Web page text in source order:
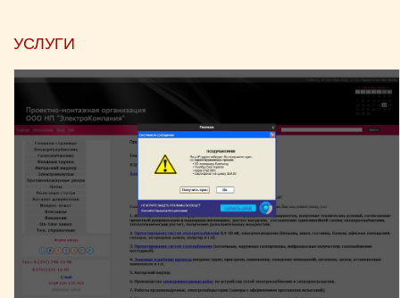
УСЛУГИ